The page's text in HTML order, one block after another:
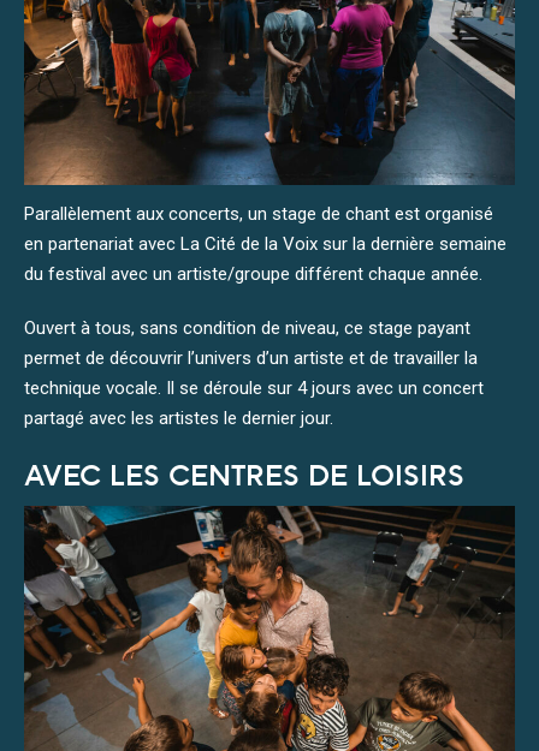
Parallèlement aux concerts, un stage de chant est organisé
en partenariat avec La Cité de la Voix sur la dernière semaine
du festival avec un artiste/groupe différent chaque année.
Ouvert à tous, sans condition de niveau, ce stage payant
permet de découvrir l’univers d’un artiste et de travailler la
technique vocale. Il se déroule sur 4 jours avec un concert
partagé avec les artistes le dernier jour.
AVEC LES CENTRES DE LOISIRS